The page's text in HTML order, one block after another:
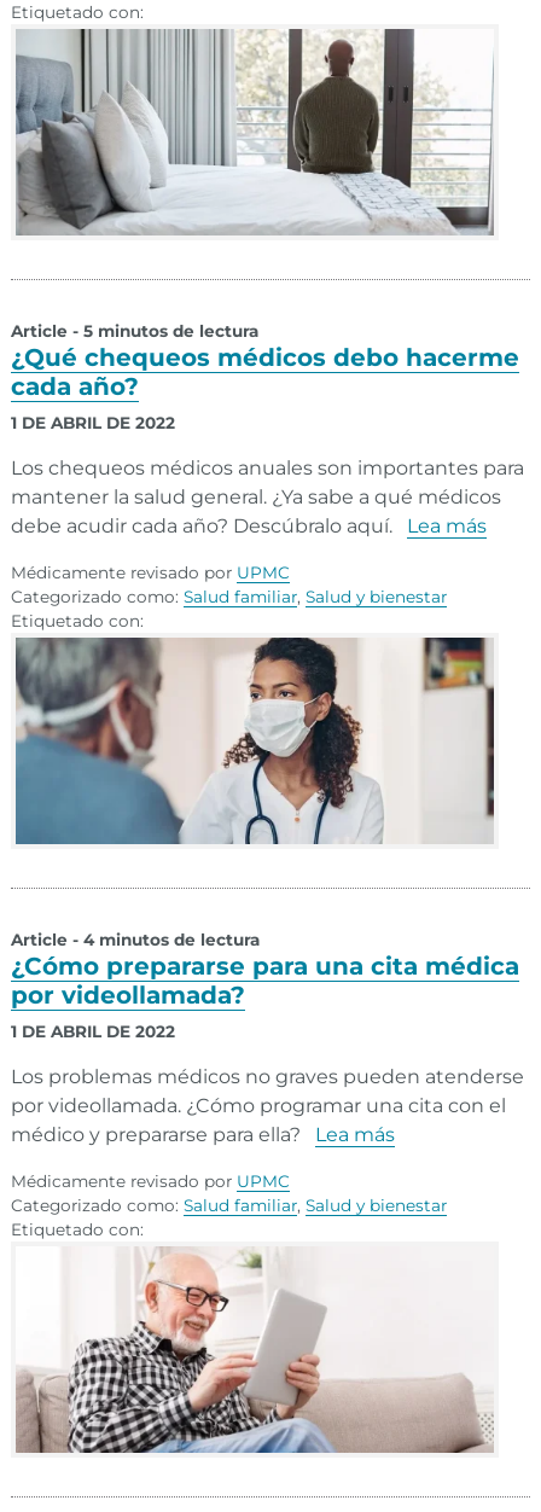
Etiquetado con:
Article - 5 minutos de lectura
¿Qué chequeos médicos debo hacerme
cada año?
1 DE ABRIL DE 2022
Los chequeos médicos anuales son importantes para
mantener la salud general. ¿Ya sabe a qué médicos
debe acudir cada año? Descúbralo aquí.
Lea más
Médicamente revisado por UPMC
Categorizado como: Salud familiar, Salud y bienestar
Etiquetado con:
Article - 4 minutos de lectura
¿Cómo prepararse para una cita médica
por videollamada?
1 DE ABRIL DE 2022
Los problemas médicos no graves pueden atenderse
por videollamada. ¿Cómo programar una cita con el
médico y prepararse para ella?
Lea más
Médicamente revisado por UPMC
Categorizado como: Salud familiar, Salud y bienestar
Etiquetado con: